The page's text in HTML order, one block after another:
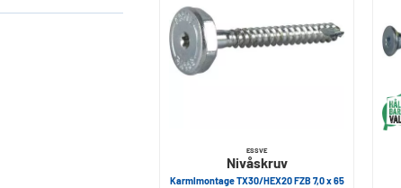
ESSVE
Nivåskruv
Karmlmontage TX30/HEX20 FZB 7,0 x 65